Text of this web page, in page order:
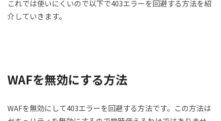
これでは使いにくいので以下で403エラーを回避する方法を紹
介していきます。
WAFを無効にする方法
WAFを無効にして403エラーを回避する方法です。この方法は